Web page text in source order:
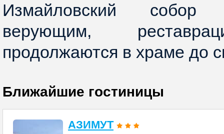
Измайловский
верующим,
продолжаются в храме до
Ближайшие гостиницы
АЗИМУТ